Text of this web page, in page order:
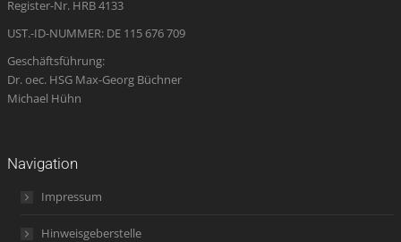
Register-Nr. HRB 4133
UST.-ID-NUMMER: DE 115 676 709
Geschäftsführung:
Dr. oec. HSG Max-Georg Büchner
Michael Hühn
Navigation
Impressum
Hinweisgeberstelle